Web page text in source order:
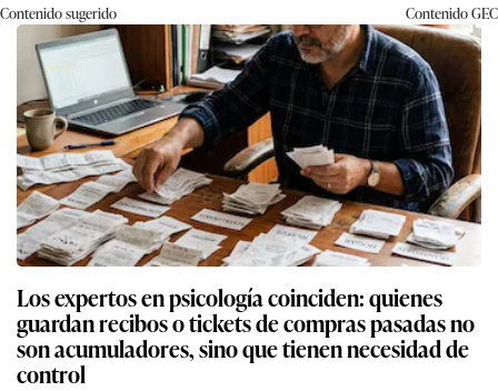
Contenido sugerido ContenidoGEC
Los expertos en psicología coinciden: quienes
guardan recibos o tickets de compras pasadas no
son acumuladores, sino que tienen necesidad de
control